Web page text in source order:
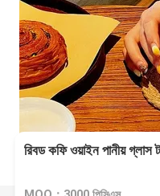
রিবড কফি ওয়াইন পানীয়